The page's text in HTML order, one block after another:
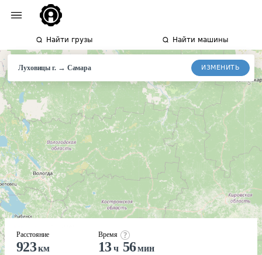
Найти грузы Найти машины
Луховицы г.→ Самара ИЗМЕНИТЬ
Расстояние
923км
Время
13ч 56мин